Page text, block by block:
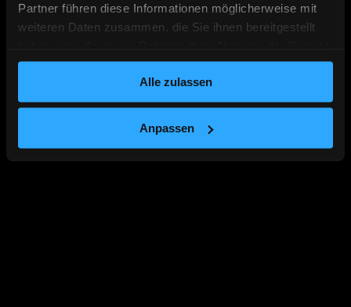
Partner führen diese Informationen möglicherweise mit
weiteren Daten zusammen, die Sie ihnen bereitgestellt
gesammelt haben.
Alle zulassen
Anpassen